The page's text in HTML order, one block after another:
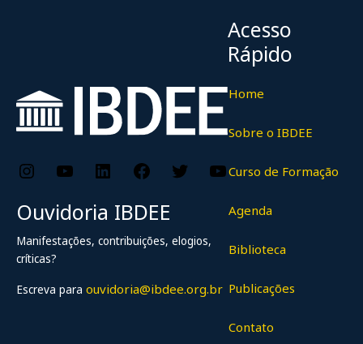
Instagram
YouTube
LinkedIn
Facebook
Twitter
YouTube
Ouvidoria IBDEE
Manifestações, contribuições, elogios,
críticas?
Escreva para ouvidoria@ibdee.org.br
Acesso
Rápido
Home
Sobre o IBDEE
Curso de Formação
Agenda
Biblioteca
Publicações
Contato